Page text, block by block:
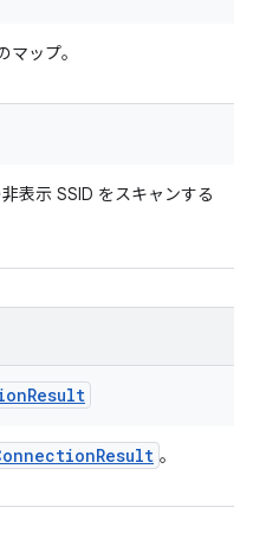
ップ。
表示 SSID をスキャンする
Result
Result 。